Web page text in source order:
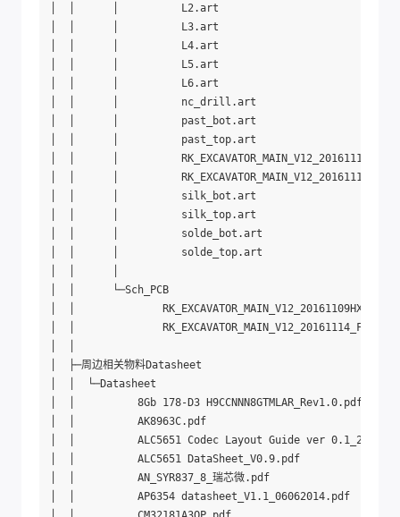
│  │      │          L2.art
│  │      │          L3.art
│  │      │          L4.art
│  │      │          L5.art
│  │      │          L6.art
│  │      │          nc_drill.art
│  │      │          past_bot.art
│  │      │          past_top.art
│  │      │
│  │      │
│  │      │          silk_bot.art
│  │      │          silk_top.art
│  │      │          solde_bot.art
│  │      │          solde_top.art
│  │      └─Sch_PCB
│  │              RK_EXCAVATOR_MAIN_V12_20161109HXS.DSN
│  │
│  ├─周边相关物料Datasheet
│  │  └─Datasheet
│  │          8Gb 178-D3 H9CCNNN8GTMLAR_Rev1.0.pdf
│  │          AK8963C.pdf
│  │          ALC5651 Codec Layout Guide ver
│  │          ALC5651 DataSheet_V0.9.pdf
│  │          AN_SYR837_8_瑞芯微.pdf
│  │          AP6354 datasheet_V1.1_06062014.pdf